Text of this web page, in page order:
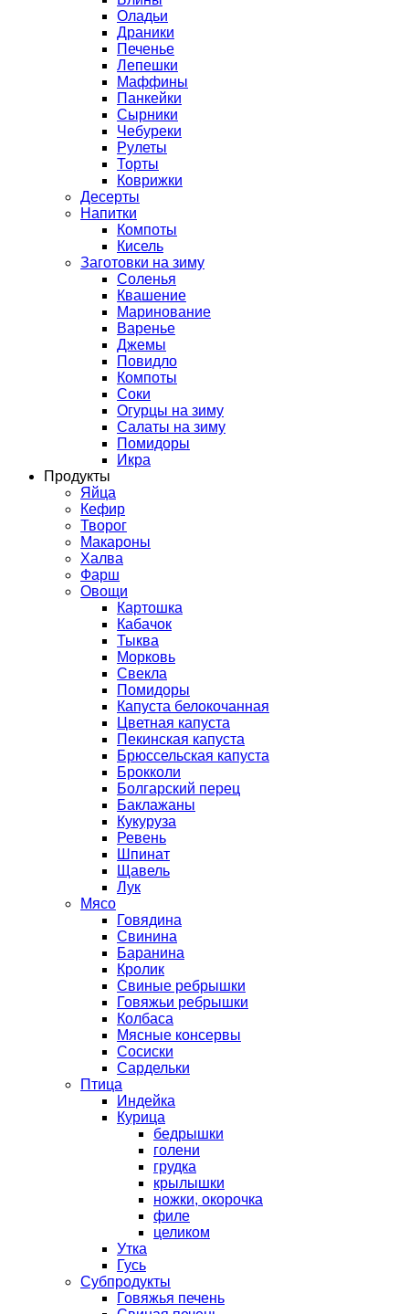
Оладьи
Драники
Печенье
Лепешки
Маффины
Панкейки
Сырники
Чебуреки
Рулеты
Торты
Коврижки
Десерты
Напитки
Компоты
Кисель
Заготовки на зиму
Соленья
Квашение
Маринование
Варенье
Джемы
Повидло
Компоты
Соки
Огурцы на зиму
Салаты на зиму
Помидоры
Икра
Продукты
Яйца
Кефир
Творог
Макароны
Халва
Фарш
Овощи
Картошка
Кабачок
Тыква
Морковь
Свекла
Помидоры
Капуста белокочанная
Цветная капуста
Пекинская капуста
Брюссельская капуста
Брокколи
Болгарский перец
Баклажаны
Кукуруза
Ревень
Шпинат
Щавель
Лук
Мясо
Говядина
Свинина
Баранина
Кролик
Свиные ребрышки
Говяжьи ребрышки
Колбаса
Мясные консервы
Сосиски
Сардельки
Птица
Индейка
Курица
бедрышки
голени
грудка
крылышки
ножки, окорочка
филе
целиком
Утка
Гусь
Субпродукты
Говяжья печень